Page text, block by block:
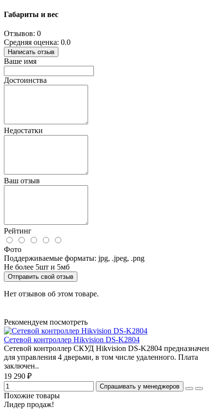
Габариты и вес
Отзывов: 0
Средняя оценка: 0.0
Написать отзыв
Ваше имя
Достоинства
Недостатки
Ваш отзыв
Рейтинг
Фото
Поддерживаемые форматы: jpg, .jpeg, .png
Не более 5шт и 5мб
Отправить свой отзыв
Нет отзывов об этом товаре.
Рекомендуем посмотреть
Сетевой контроллер Hikvision DS-K2804
Сетевой контроллер СКУД Hikvision DS-K2804 предназначен
для управления 4 дверьми, в том числе удаленного. Плата
заключен..
19 290 ₽
Спрашивать у менеджеров
Похожие товары
Лидер продаж!